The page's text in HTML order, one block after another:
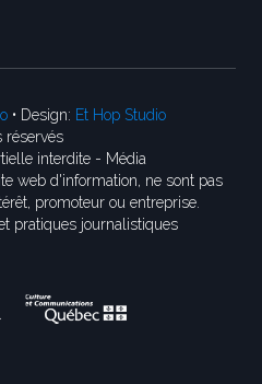
• Design: Et Hop Studio
interdite - Média
web d'information, ne sont pas
promoteur ou entreprise.
pratiques journalistiques